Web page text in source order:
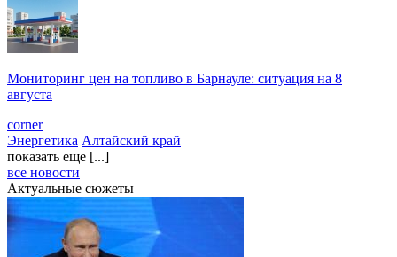
Мониторинг цен на топливо в Барнауле: ситуация на 8
августа
corner
Энергетика Алтайский край
показать еще [...]
все новости
Актуальные сюжеты